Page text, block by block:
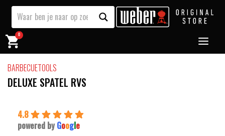
0
BARBECUETOOLS
DELUXE SPATEL RVS
4.8
powered by Google